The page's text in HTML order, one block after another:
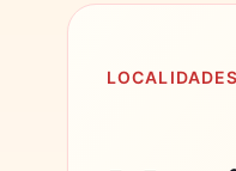
LOCALIDADES